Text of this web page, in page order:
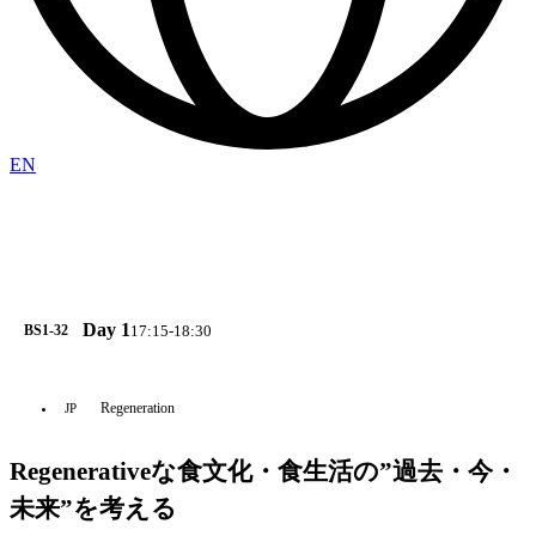
EN
BS1-32 Day 117:15-18:30
JP Regeneration
Regenerativeな食文化・食生活の”過去・今・
未来”を考える